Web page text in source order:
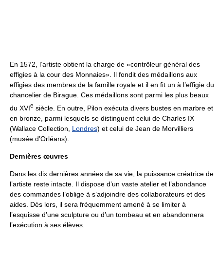
En 1572, l’artiste obtient la charge de «contrôleur général des
effigies à la cour des Monnaies». Il fondit des médaillons aux
effigies des membres de la famille royale et il en fit un à l’effigie du
chancelier de Birague. Ces médaillons sont parmi les plus beaux
du XVIe siècle. En outre, Pilon exécuta divers bustes en marbre et
en bronze, parmi lesquels se distinguent celui de Charles IX
(Wallace Collection, Londres) et celui de Jean de Morvilliers
(musée d’Orléans).
Dernières œuvres
Dans les dix dernières années de sa vie, la puissance créatrice de
l’artiste reste intacte. Il dispose d’un vaste atelier et l’abondance
des commandes l’oblige à s’adjoindre des collaborateurs et des
aides. Dès lors, il sera fréquemment amené à se limiter à
l’esquisse d’une sculpture ou d’un tombeau et en abandonnera
l’exécution à ses élèves.